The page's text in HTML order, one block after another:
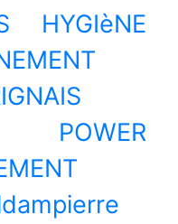
HYGIèNE
POWER